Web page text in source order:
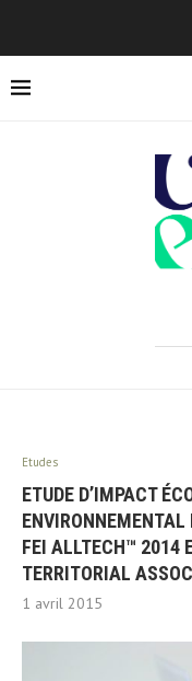
Etudes
ETUDE D’IMPACT
ENVIRONNEMENTAL
FEI ALLTECH™ 2014
TERRITORIAL
1 avril 2015